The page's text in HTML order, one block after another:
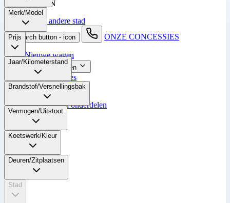
ANTWERPEN
Selecteer een andere stad
search button - icon ONZE CONCESSIES
Nieuwe wagen
2dehandswagen
Onze Promoties
Onderhoud
Aankoop van onderdelen
Verkopen
NL
Merk/Model​
Prijs
Jaar/Kilometerstand​
Brandstof/Versnellingsbak​
Vermogen/Uitstoot​
Koetswerk/Kleur​
Deuren/Zitplaatsen​
Stad